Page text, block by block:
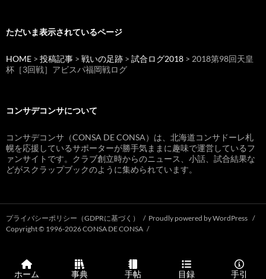
ただいま表示されているページ
HOME > 投稿記事 > 戦いの足跡 > 試合ログ2018 > 2018第98回天皇
杯［3回戦］アビスパ福岡戦ログ
コンサデコンサについて
コンサデコンサ（CONSA DE CONSA）は、北海道コンサドーレ札
幌を応援しているサポーターが勝手気ままに趣味で運営しているフ
ァンサイトです。クラブ創立時からのニュース、小話、試合結果な
どがスクラップブックのように集められています。
プライバシーポリシー（GDPRに基づく）
Proudly powered by WordPress
Copyright © 1996-2026 CONSA DE CONSA
ホーム 事典 手帖 目録 手引